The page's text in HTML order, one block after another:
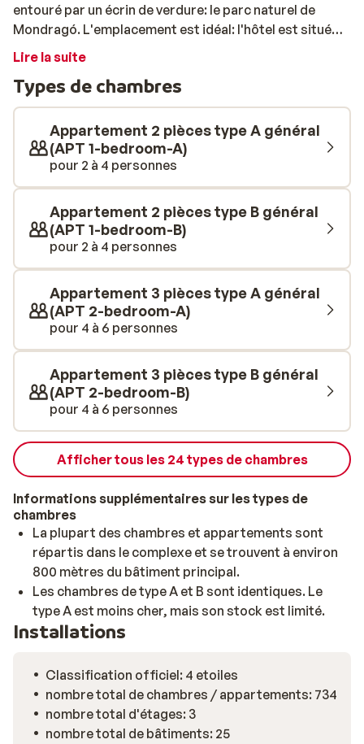
entouré par un écrin de verdure: le parc naturel de
Mondragó. L'emplacement est idéal: l'hôtel est situé
directement sur la plage et le centre du petit village de
facilement. Porto Petro est situé juste en dessous de
la célèbre station balnéaire de Cala d'Or: ne manquez
pas d'y faire un tour pendant vos vacances. Toute la
famille va adorer son séjour à l'Iberostar Club Cala
Barca! Petits et grand n'auront pas le temps de
s'ennuyer. L'hôtel dispose de plusieurs piscines et d'un
parc aquatique: le plaisir de l'eau est garanti! L'équipe
d'animation organise des activités amusantes au sein
du mini-club et du club pour enfants, tout au long de la
journée. Les vacanciers les plus sportifs pourront
vraiment vous détendre, rendez-vous au spa. Chaque
jour, vous ne manquerez pas de savourer un délicieux
repas. Pour cela, vous pouvez vous rendre dans l'un des
Pizzeria Capricho ou le restaurant Mediterráneo
(buffet). Au Beach House Restaurant, vous pourrez
opter pour un cocktail frais, de la bonne musique et une
vue magnifique. L'équipe d'animation propose
également de beaux spectacles dans la soirée. Après
une longue journée, vous pourrez vous détendre dans
des chambres confortables. Choisissez une chambre
familiale, un appartement spacieux ou une chambre
double romantique avec une vue imprenable sur la mer.
Bonnes vacances!
Lire la suite
Types de chambres
Appartement 2 pièces type A général
(APT 1-bedroom-A)
pour 2 à 4 personnes
Appartement 2 pièces type B général
(APT 1-bedroom-B)
pour 2 à 4 personnes
Appartement 3 pièces type A général
(APT 2-bedroom-A)
pour 4 à 6 personnes
Appartement 3 pièces type B général
(APT 2-bedroom-B)
pour 4 à 6 personnes
Afficher tous les 24 types de chambres
Informations supplémentaires sur les types de
chambres
La plupart des chambres et appartements sont
répartis dans le complexe et se trouvent à environ
800 mètres du bâtiment principal.
Les chambres de type A et B sont identiques. Le
type A est moins cher, mais son stock est limité.
Installations
Classification officiel: 4 etoiles
nombre total de chambres / appartements: 734
nombre total d'étages: 3
nombre total de bâtiments: 25